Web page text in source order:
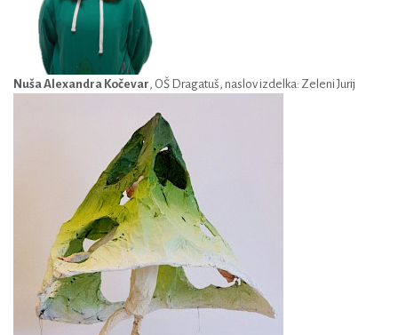
Nuša Alexandra Kočevar, OŠ Dragatuš, naslov izdelka: Zeleni Jurij